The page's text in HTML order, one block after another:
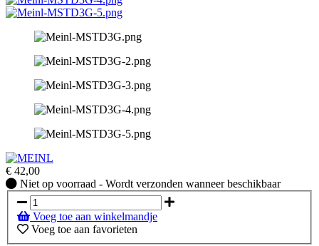
€ 42,00
Niet
op
voorraad
-
Wordt
Niet op voorraad - Wordt verzonden wanneer beschikbaar
Voeg toe aan winkelmandje
Voeg toe aan favorieten